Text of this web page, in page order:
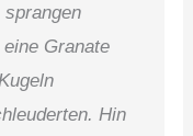
Granate
Hin